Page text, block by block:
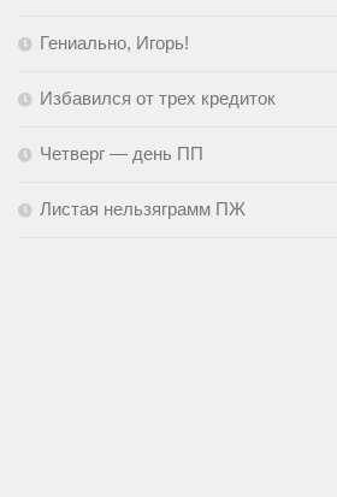
Гениально, Игорь!
Избавился от трех кредиток
Четверг — день ПП
Листая нельзяграмм ПЖ